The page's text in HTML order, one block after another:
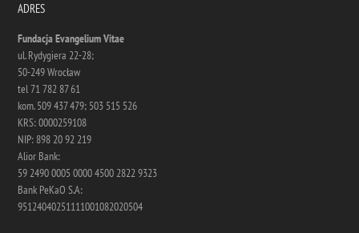
ADRES
Fundacja Evangelium Vitae
ul. Rydygiera 22-28;
50-249 Wrocław
tel 71 782 87 61
kom. 509 437 479; 503 515 526
KRS: 0000259108
NIP: 898 20 92 219
Alior Bank:
59 2490 0005 0000 4500 2822 9323
Bank PeKaO S.A:
95124040251111001082020504